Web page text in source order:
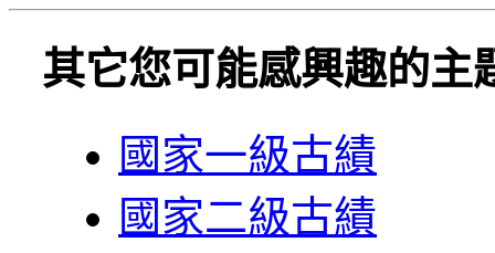
其它您可能感興趣的主
國家一級古績
國家二級古績